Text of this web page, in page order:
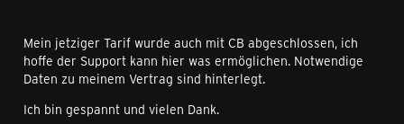
Mein jetziger Tarif wurde auch mit CB abgeschlossen, ich
hoffe der Support kann hier was ermöglichen. Notwendige
Daten zu meinem Vertrag sind hinterlegt.
Ich bin gespannt und vielen Dank.